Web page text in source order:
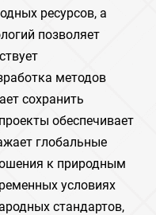
ресурсов, а
позволяет
методов
сохранить
обеспечивает
глобальные
к природным
условиях
стандартов,